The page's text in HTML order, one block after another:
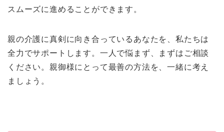
スムーズに進めることができます。
親の介護に真剣に向き合っているあなたを、私たちは
全力でサポートします。一人で悩まず、まずはご相談
ください。親御様にとって最善の方法を、一緒に考え
ましょう。